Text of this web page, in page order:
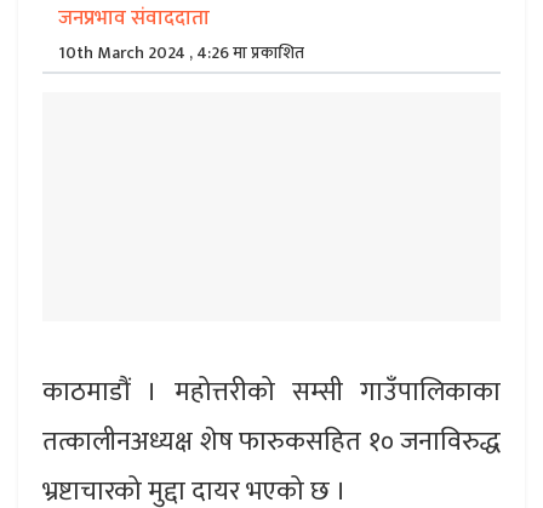
जनप्रभाव संवाददाता
10th March 2024 , 4:26 मा प्रकाशित
काठमाडौं । महोत्तरीको सम्सी गाउँपालिकाका
तत्कालीनअध्यक्ष शेष फारुकसहित १० जनाविरुद्ध
भ्रष्टाचारको मुद्दा दायर भएको छ ।